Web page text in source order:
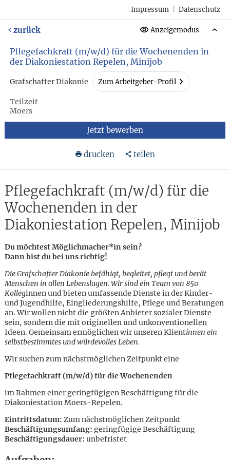
Impressum Datenschutz
zurück Anzeigemodus
Pflegefachkraft (m/w/d) für die Wochenenden in
der Diakoniestation Repelen, Minijob
Grafschafter Diakonie Zum Arbeitgeber-Profil
Teilzeit
Moers
Jetzt bewerben
drucken teilen
Pflegefachkraft (m/w/d) für die
Wochenenden in der
Diakoniestation Repelen, Minijob
Du möchtest Möglichmacher*in sein?
Dann bist du bei uns richtig!
Die Grafschafter Diakonie befähigt, begleitet, pflegt und berät
Menschen in allen Lebenslagen. Wir sind ein Team von 850
Kolleginnen und bieten umfassende Dienste in der Kinder-
und Jugendhilfe, Eingliederungshilfe, Pflege und Beratungen
an. Wir wollen nicht die größten Anbieter sozialer Dienste
sein, sondern die mit originellen und unkonventionellen
Ideen. Gemeinsam ermöglichen wir unseren Klientinnen ein
selbstbestimmtes und würdevolles Leben.
Wir suchen zum nächstmöglichen Zeitpunkt eine
Pflegefachkraft (m/w/d) für die Wochenenden
im Rahmen einer geringfügigen Beschäftigung für die
Diakoniestation Moers-Repelen.
Eintrittsdatum: Zum nächstmöglichen Zeitpunkt
Beschäftigungsumfang: geringfügige Beschäftigung
Beschäftigungsdauer: unbefristet
Karte anzeigen